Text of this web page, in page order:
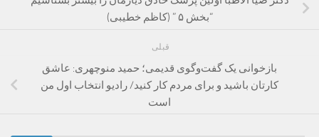
“بخش ۵ ” (کاظم خطیبی)
قبلی
بازخوانی یک گفت‌وگوی قدیمی؛ حمید منوچهری: عاشق
کارتان باشید و برای مردم کار کنید/ رادیو انتخاب اول من
است